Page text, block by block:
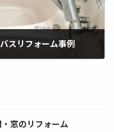
スリフォーム事例
・窓のリフォーム